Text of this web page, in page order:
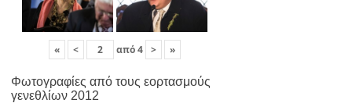
« < από4 > »
Φωτογραφίες από τους εορτασμούς
γενεθλίων 2012